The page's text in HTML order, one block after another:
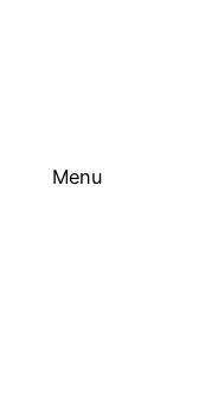
Menu